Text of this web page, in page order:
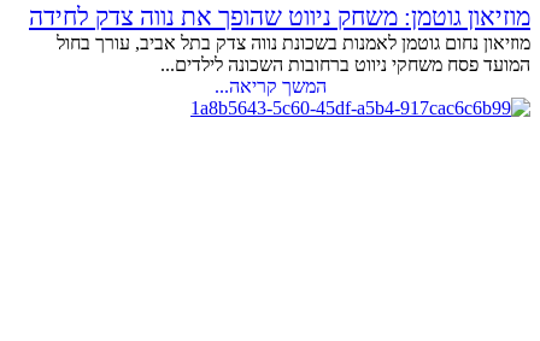
מוזיאון גוטמן: משחק ניווט שהופך את נווה צדק לחידה
מוזיאון נחום גוטמן לאמנות בשכונת נווה צדק בתל אביב, עורך בחול
המועד פסח משחקי ניווט ברחובות השכונה לילדים...
המשך קריאה...